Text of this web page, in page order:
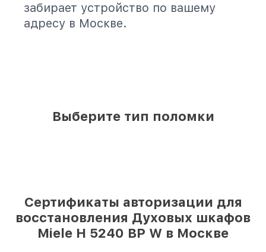
забирает устройство по вашему
адресу в Москве.
Выберите тип поломки
Сертификаты авторизации для
восстановления Духовых шкафов
Miele H 5240 BP W в Москве